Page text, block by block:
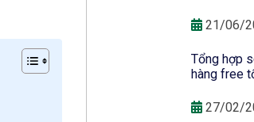
21/06/
Tổng hợp
hàng free
27/02/